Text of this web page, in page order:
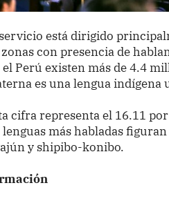
está dirigido
con presencia de
el Perú existen más de 4.4
es una lengua indígena
cifra representa el 16.11
lenguas más habladas
y shipibo-konibo.